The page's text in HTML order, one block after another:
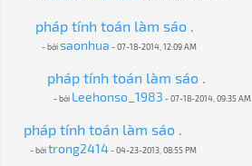
pháp tính toán làm sáo .
- bởisaonhua - 07-18-2014, 12:09 AM
pháp tính toán làm sáo .
- bởi Leehonso_1983 - 07-18-2014, 09:35 AM
pháp tính toán làm sáo .
- bởitrong2414- 04-23-2013, 08:55 PM